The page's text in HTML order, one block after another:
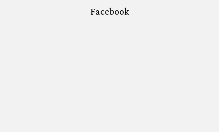
Facebook